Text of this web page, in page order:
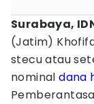
Surabaya,
(Jatim)
stecu atau
nominaldana